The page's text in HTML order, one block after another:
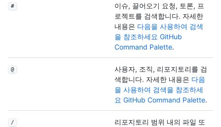
#
이슈, 끌어오기 요청, 토론, 프
로젝트를 검색합니다. 자세한
내용은 다음을 사용하여 검색
을 참조하세요 GitHub
Command Palette.
@
사용자, 조직, 리포지토리를 검
색합니다. 자세한 내용은 다음
을 사용하여 검색을 참조하세
요 GitHub Command Palette.
/
리포지토리 범위 내의 파일 또